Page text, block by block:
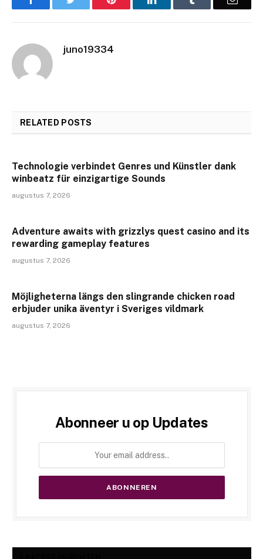
juno19334
RELATED POSTS
Technologie verbindet Genres und Künstler dank
winbeatz für einzigartige Sounds
augustus 7, 2026
Adventure awaits with grizzlys quest casino and its
rewarding gameplay features
augustus 7, 2026
Möjligheterna längs den slingrande chicken road
erbjuder unika äventyr i Sveriges vildmark
augustus 7, 2026
Abonneer u op Updates